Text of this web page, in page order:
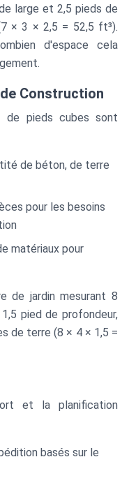
large et 2,5 pieds de
× 3 × 2,5 = 52,5 ft³).
d'espace cela
Construction
de pieds cubes sont
de béton, de terre
pour les besoins
matériaux pour
de jardin mesurant 8
pied de profondeur,
de terre (8 × 4 × 1,5 =
et la planification
basés sur le